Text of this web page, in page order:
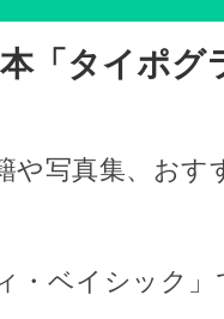
「タイポグ
や写真集、おす
・ベイシック」